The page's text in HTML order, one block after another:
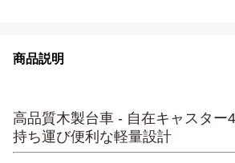
商品説明
高品質木製台車 - 自在キャスター
持ち運び便利な軽量設計